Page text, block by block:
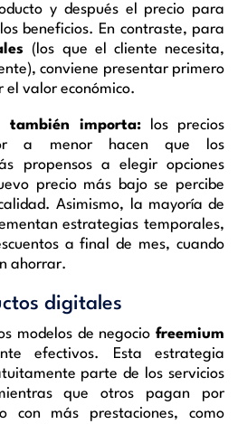
y después el precio para
beneficios. En contraste, para
(los que el cliente necesita,
conviene presentar primero
valor económico.
también importa:los precios
a menor hacen que los
propensos a elegir opciones
precio más bajo se percibe
Asimismo, la mayoría de
estrategias temporales,
a final de mes, cuando
ahorrar.
digitales
modelos de negocio freemium
efectivos. Esta estrategia
parte de los servicios
que otros pagan por
con más prestaciones, como